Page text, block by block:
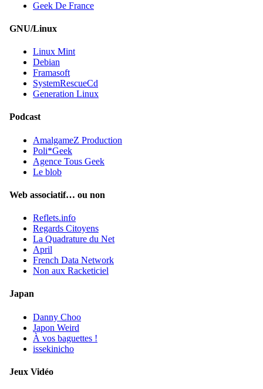
Geek De France
GNU/Linux
Linux Mint
Debian
Framasoft
SystemRescueCd
Generation Linux
Podcast
AmalgameZ Production
Poli*Geek
Agence Tous Geek
Le blob
Web associatif… ou non
Reflets.info
Regards Citoyens
La Quadrature du Net
April
French Data Network
Non aux Racketiciel
Japan
Danny Choo
Japon Weird
À vos baguettes !
issekinicho
Jeux Vidéo